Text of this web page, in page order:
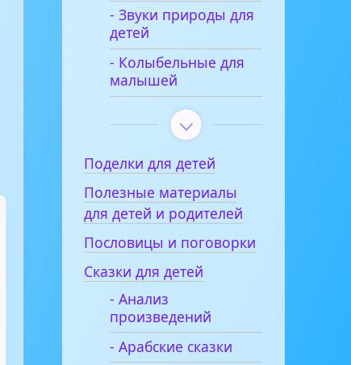
- Звуки природы для
детей
- Колыбельные для
малышей
Поделки для детей
Полезные материалы
для детей и родителей
Пословицы и поговорки
Сказки для детей
- Анализ
произведений
- Арабские сказки